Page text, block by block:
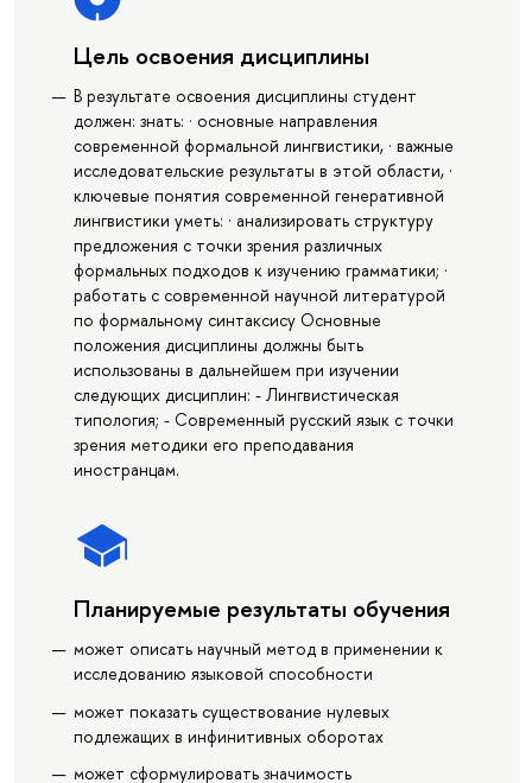
Цель освоения дисциплины
В результате освоения дисциплины студент
должен: знать: · основные направления
современной формальной лингвистики, · важные
исследовательские результаты в этой области, ·
ключевые понятия современной генеративной
лингвистики уметь: · анализировать структуру
предложения с точки зрения различных
формальных подходов к изучению грамматики; ·
работать с современной научной литературой
по формальному синтаксису Основные
положения дисциплины должны быть
использованы в дальнейшем при изучении
следующих дисциплин: - Лингвистическая
типология; - Современный русский язык с точки
зрения методики его преподавания
иностранцам.
Планируемые результаты обучения
может описать научный метод в применении к
исследованию языковой способности
может показать существование нулевых
подлежащих в инфинитивных оборотах
может сформулировать значимость